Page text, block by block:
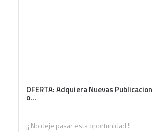
OFERTA: Adquiera Nuevas
o...
¡¡ No deje pasar esta oportunidad !!